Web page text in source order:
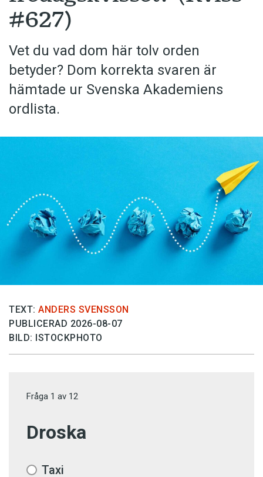
#627)
Vet du vad dom här tolv orden
betyder? Dom korrekta svaren är
hämtade ur Svenska Akademiens
ordlista.
TEXT: ANDERS SVENSSON
PUBLICERAD 2026-08-07
BILD: ISTOCKPHOTO
Fråga 1 av 12
Droska
Taxi